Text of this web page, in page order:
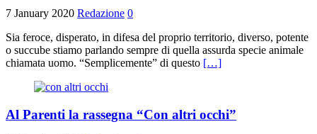
7 January 2020 Redazione 0
Sia feroce, disperato, in difesa del proprio territorio, diverso, potente
o succube stiamo parlando sempre di quella assurda specie animale
chiamata uomo. “Semplicemente” di questo […]
Al Parenti la rassegna “Con altri occhi”